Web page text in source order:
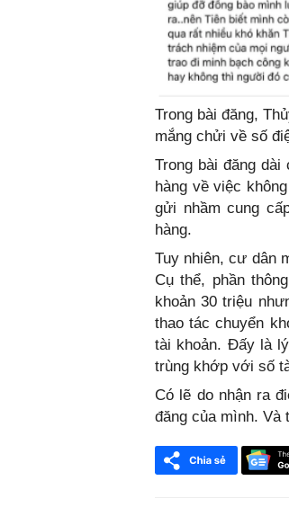
Trong bài đăng,
mắng chửi về số
Trong bài đăng
hàng về việc
gửi nhầm cung
hàng.
Tuy nhiên, cư dân
Cụ thể, phần
khoản 30 triệu
thao tác chuyển
tài khoản. Đấy là
trùng khớp với số
Có lẽ do nhận ra
đăng của mình. Và